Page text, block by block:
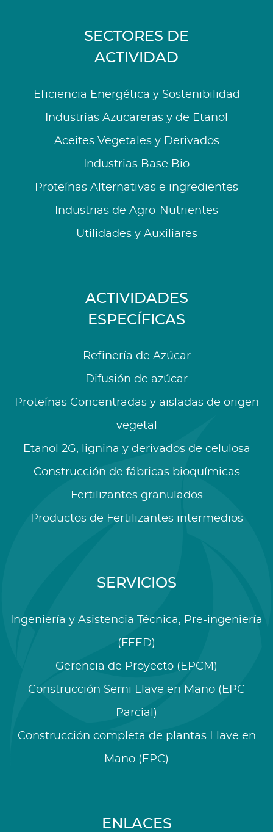
SECTORES DE
ACTIVIDAD
Eficiencia Energética y Sostenibilidad
Industrias Azucareras y de Etanol
Aceites Vegetales y Derivados
Industrias Base Bio
Proteínas Alternativas e ingredientes
Industrias de Agro-Nutrientes
Utilidades y Auxiliares
ACTIVIDADES
ESPECÍFICAS
Refinería de Azúcar
Difusión de azúcar
Proteínas Concentradas y aisladas de origen
vegetal
Etanol 2G, lignina y derivados de celulosa
Construcción de fábricas bioquímicas
Fertilizantes granulados
Productos de Fertilizantes intermedios
SERVICIOS
Ingeniería y Asistencia Técnica, Pre-ingeniería
(FEED)
Gerencia de Proyecto (EPCM)
Construcción Semi Llave en Mano (EPC
Parcial)
Construcción completa de plantas Llave en
Mano (EPC)
ENLACES